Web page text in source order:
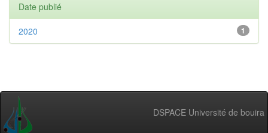
Date publié
1
2020
DSPACE Université de bouira